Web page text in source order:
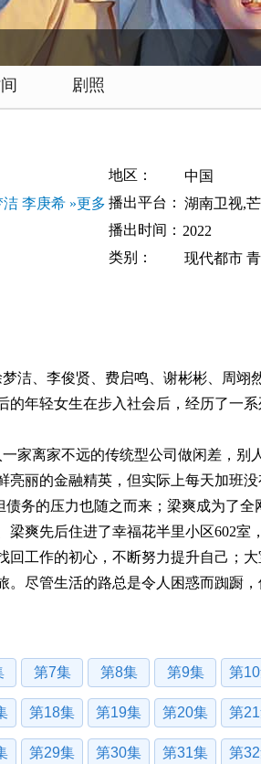
剧照
地区：
中国
洁 李庚希 »更多 播出平台： 湖南卫视,
播出时间： 2022
类别： 现代都市
洁、李俊贤、费启鸣、谢彬彬、周翊
年轻女生在步入社会后，经历了一
家离家不远的传统型公司做闲差，别
丽的金融精英，但实际上每天加班
务的压力也随之而来；梁爽成为了全
爽先后住进了幸福花半里小区602室
工作的初心，不断努力提升自己；
尽管生活的路总是令人困惑而踟蹰
第7集 第8集 第9集 第
第18集 第19集 第20集 第
第29集 第30集 第31集 第